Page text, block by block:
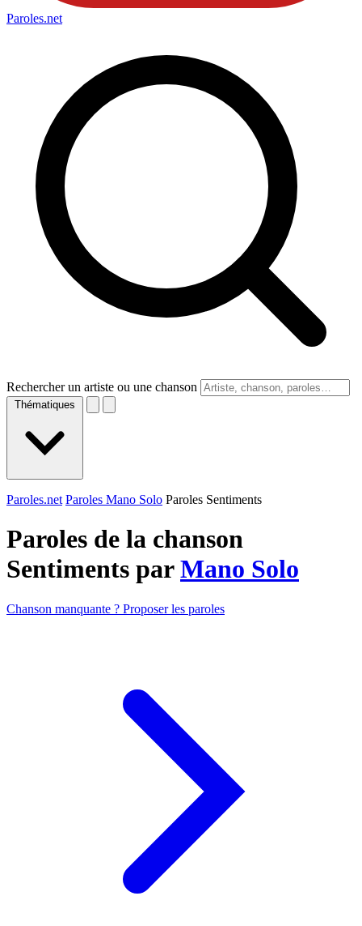
Paroles.net
Rechercher un artiste ou une chanson
Thématiques
Paroles.net Paroles Mano Solo Paroles Sentiments
Paroles de la chanson
Sentiments parMano Solo
Chanson manquante ? Proposer les paroles